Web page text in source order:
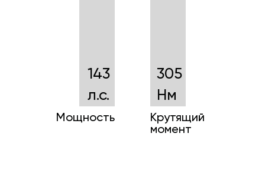
143
л.с.
Мощность
305
Нм
Крутящий
момент